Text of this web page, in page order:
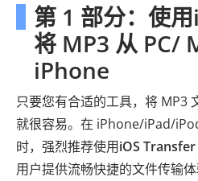
第 1 部分：使
将 MP3 从 PC/
iPhone
只要您有合适的工具，将 MP3
就很容易。在 iPhone/iPad/
时，强烈推荐使用iOS Transfer
用户提供流畅快捷的文件传输